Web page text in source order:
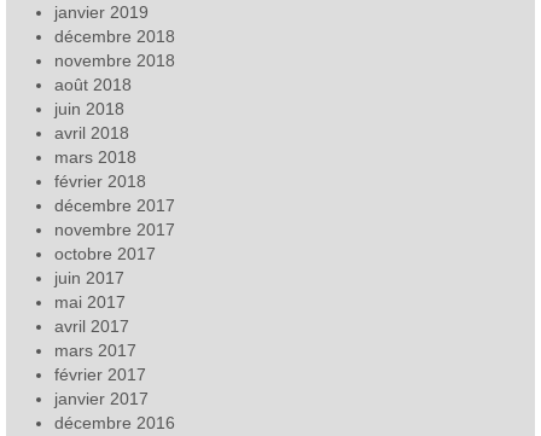
janvier 2019
décembre 2018
novembre 2018
août 2018
juin 2018
avril 2018
mars 2018
février 2018
décembre 2017
novembre 2017
octobre 2017
juin 2017
mai 2017
avril 2017
mars 2017
février 2017
janvier 2017
décembre 2016